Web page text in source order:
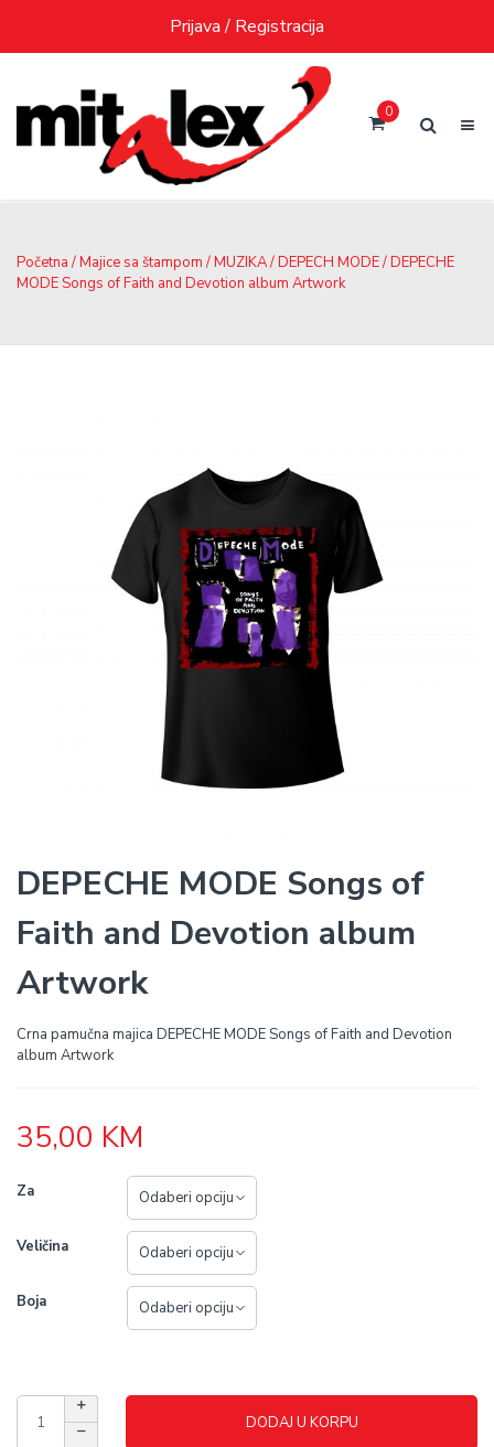
content
Prijava / Registracija
0
Početna /Majice sa štampom /MUZIKA/DEPECH MODE/ DEPECHE
MODE Songs of Faith and Devotion album Artwork
DEPECHE MODE Songs of
Faith and Devotion album
Artwork
Crna pamučna majica DEPECHE MODE Songs of Faith and Devotion
album Artwork
35,00 KM
Za
Veličina
Boja
DODAJ U KORPU